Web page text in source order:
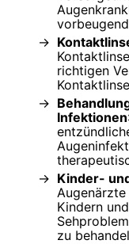
richtigen
Infektionen
Kinder-
Kindern
zu